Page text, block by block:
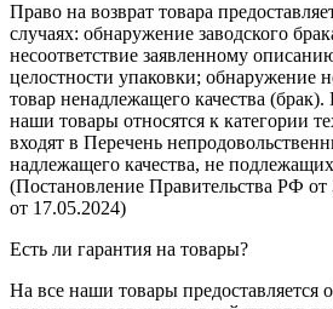
Право на возврат товара
случаях: обнаружение заводского
несоответствие заявленному
целостности упаковки; обнаружение
товар ненадлежащего качества
наши товары относятся к категории
входят в Перечень
надлежащего качества, не
(Постановление Правительства РФ от
от 17.05.2024)
Есть ли гарантия на товары?
На все наши товары предоставляется